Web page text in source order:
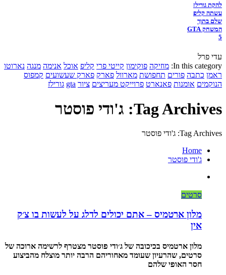
להקת גורילז
עשתה קליפ
שלם בתוך
המשחק GTA
5
עדי פרל
In this category: מוזיקה פוקימון קייטי פרי קליפ אוכל אנימה מנגה נארוטו
ראמן כתבה פורים תחפושת מארוול פארק פארק שעשועים קמפוס
הנוקמים אומנות פאנארט פרוייקט מעריצים ציור gta גורילז
Tag Archives: ג'ודי פוסטר
Tag Archives: ג'ודי פוסטר
Home
ג'ודי פוסטר
סרטים
מלון ארטמיס – אתם יכולים לדלג על לעשות בו צ׳ק
אין
מלון ארטמיס בכיכובה של ג׳ודי פוסטר מצטרף לרשימה ארוכה של
סרטים, שהרעיון שעומד מאחוריהם הרבה יותר מוצלח מהביצוע
חסר האופי שלהם